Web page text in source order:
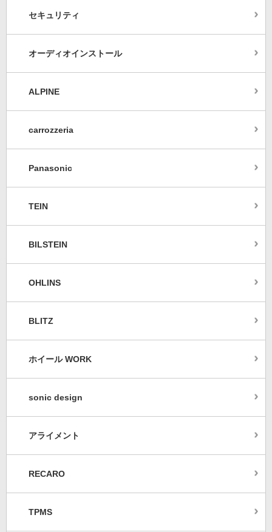
セキュリティ
オーディオインストール
ALPINE
carrozzeria
Panasonic
TEIN
BILSTEIN
OHLINS
BLITZ
ホイール WORK
sonic design
アライメント
RECARO
TPMS